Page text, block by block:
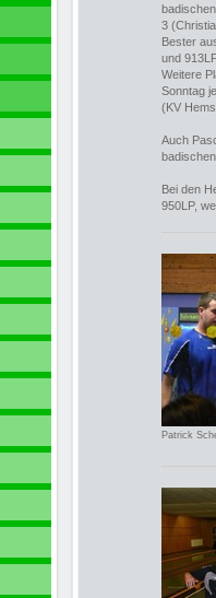
3
Bester
und
Weitere
Sonntag
(KV
Auch
Bei den
950LP,
Patrick